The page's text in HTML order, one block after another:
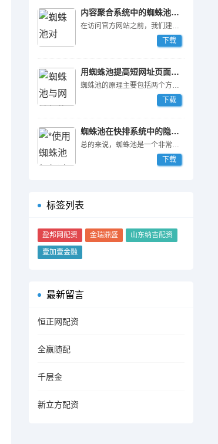
内容聚合系统中的蜘蛛池策略
在访问官方网站之前，我们建议您对自己的需求进行充分的了解和分析，选择适合自己的版本和配置。同时，可以参考官方网站上的案例和用户评价，了解其他站长对蜘蛛池的评价和使用心得。
下载
用蜘蛛池提高短网址页面访问率
蜘蛛池的原理主要包括两个方面的内容：蜘蛛引擎与代理集群。
下载
蜘蛛池在快排系统中的隐藏功能
总的来说，蜘蛛池是一个非常强大的SEO工具，尤其是对于那些想提高网站权重和排名的站长来说。如果您想让自己的网站在竞争激烈的搜索引擎中获得更好的排名和流量，不妨一试蜘蛛池，相信它一定会给您带来意想不到的结果。
下载
标签列表
盈邦网配资 金瑞鼎盛 山东纳吉配资
壹加壹金融
最新留言
恒正网配资
全赢随配
千层金
新立方配资